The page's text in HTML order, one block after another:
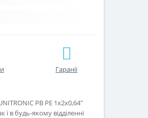
Гаранії
PB PE 1x2x0,64"
в будь-якому відділенні